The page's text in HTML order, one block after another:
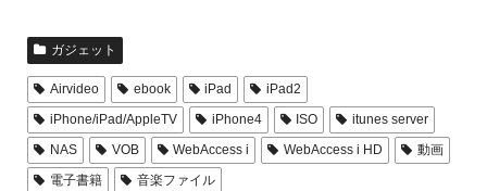
ガジェット
Airvideo ebook iPad
iPad2
iPhone/iPad/AppleTV
iPhone4 ISO
itunes server
NAS
VOB WebAccess i WebAccess i HD
動画
電子書籍
音楽ファイル